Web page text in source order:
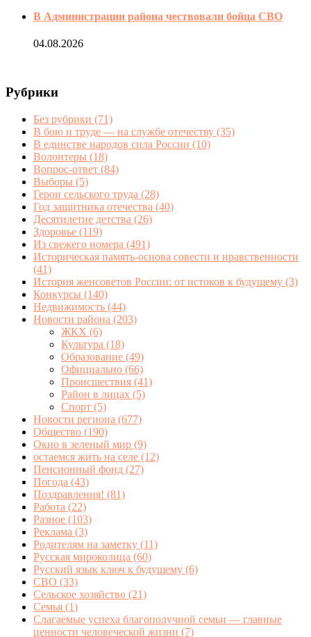
В Администрации района чествовали бойца СВО
04.08.2026
Рубрики
Без рубрики (71)
В бою и труде — на службе отечеству (35)
В единстве народов сила России (10)
Волонтеры (18)
Вопрос-ответ (84)
Выборы (5)
Герои сельского труда (28)
Год защитника отечества (40)
Десятилетие детства (26)
Здоровье (119)
Из свежего номера (491)
Историческая память-основа совести и нравственности
(41)
История женсоветов России: от истоков к будущему (3)
Конкурсы (140)
Недвижимость (44)
Новости района (203)
ЖКХ (6)
Культура (18)
Образование (49)
Официально (66)
Происшествия (41)
Район в лицах (5)
Спорт (5)
Новости региона (677)
Общество (190)
Окно в зеленый мир (9)
остаемся жить на селе (12)
Пенсионный фонд (27)
Погода (43)
Поздравления! (81)
Работа (22)
Разное (103)
Реклама (3)
Родителям на заметку (11)
Русская мироколица (60)
Русский язык ключ к будущему (6)
СВО (33)
Сельское хозяйство (21)
Семья (1)
Слагаемые успеха благополучной семьи — главные
ценности человеческой жизни (7)